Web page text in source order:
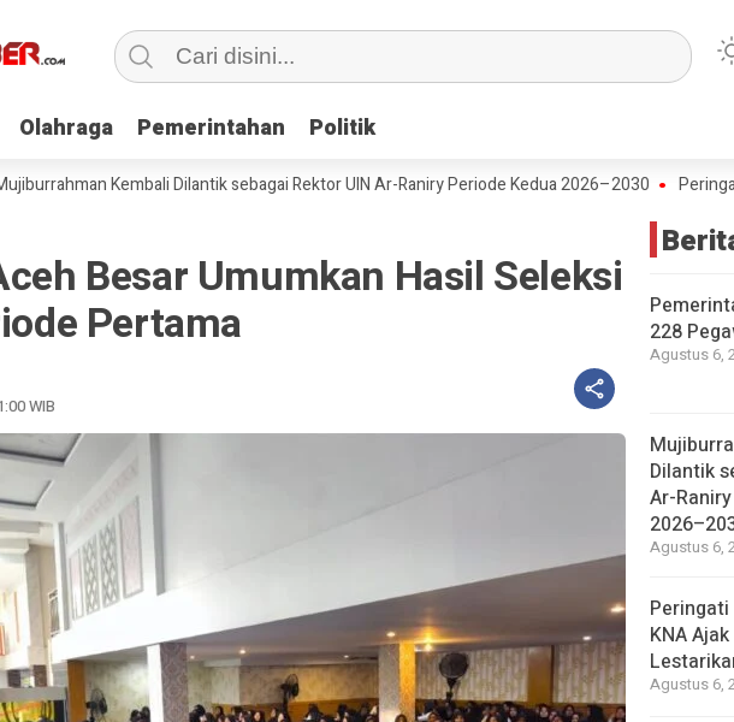
Olahraga Pemerintahan Politik
Olahraga Pemerintahan Politik
Kembali Dilantik sebagai Rektor UIN Ar-Raniry Periode Kedua 2026–2030 Peringati Hari
Besar Umumkan Hasil Seleksi
Pertama
WIB
228
Agustus 6,
Dilantik
Ar-
Agustus 6,
Peringati
KNA
Agustus 6,